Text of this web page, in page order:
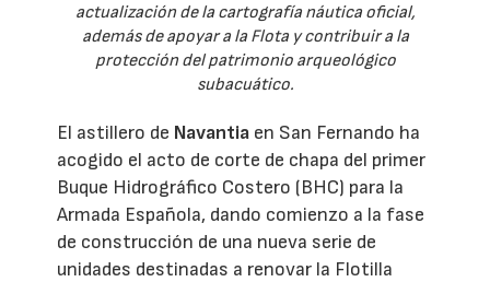
actualización de la cartografía náutica oficial,
además de apoyar a la Flota y contribuir a la
protección del patrimonio arqueológico
subacuático.
El astillero de Navantia en San Fernando ha
acogido el acto de corte de chapa del primer
Buque Hidrográfico Costero (BHC) para la
Armada Española, dando comienzo a la fase
de construcción de una nueva serie de
unidades destinadas a renovar la Flotilla